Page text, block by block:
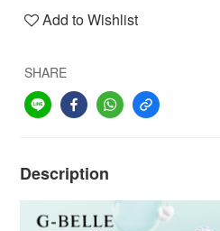
Add to Wishlist
SHARE
Description